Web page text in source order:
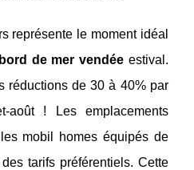
représente le moment idéal
de mer vendée estival.
réductions de 30 à 40% par
août ! Les emplacements
mobil homes équipés de
tarifs préférentiels. Cette